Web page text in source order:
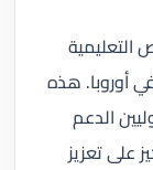
أوروبا. هذه
الدعم
على تعزيز